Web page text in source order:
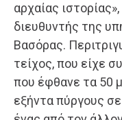
αρχαίας
διευθυντής της
Βασόρας.
τείχος, που είχε
που έφθανε τα 50
εξήντα πύργους